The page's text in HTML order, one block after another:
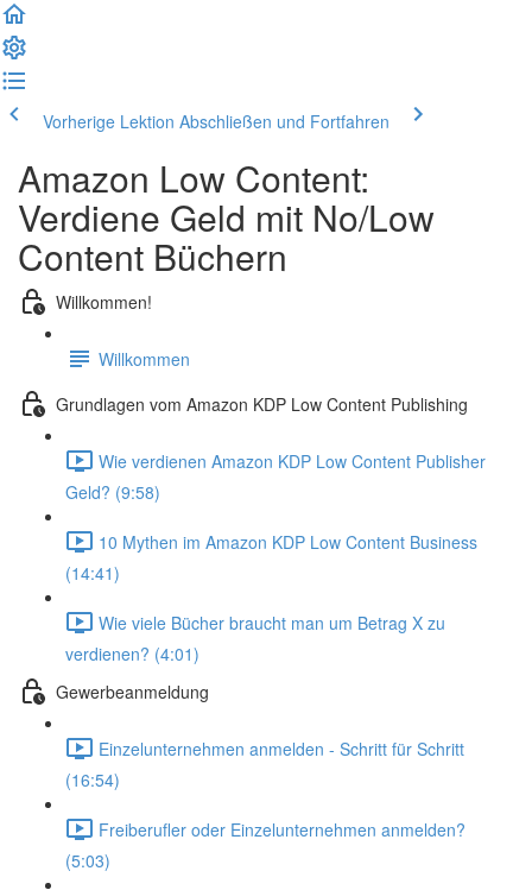
Vorherige Lektion Abschließen und Fortfahren
Amazon Low Content:
Verdiene Geld mit No/Low
Content Büchern
Willkommen!
Willkommen
Grundlagen vom Amazon KDP Low Content Publishing
Wie verdienen Amazon KDP Low Content Publisher
Geld? (9:58)
10 Mythen im Amazon KDP Low Content Business
(14:41)
Wie viele Bücher braucht man um Betrag X zu
verdienen? (4:01)
Gewerbeanmeldung
Einzelunternehmen anmelden - Schritt für Schritt
(16:54)
Freiberufler oder Einzelunternehmen anmelden?
(5:03)